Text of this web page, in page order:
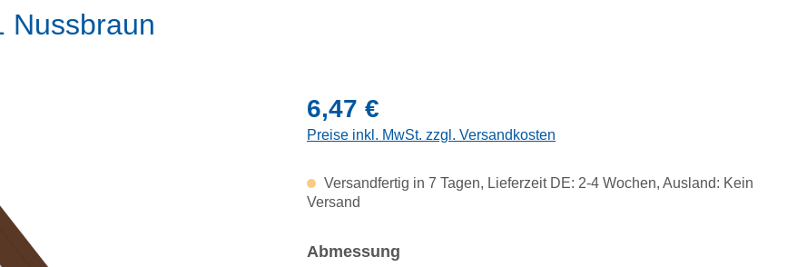
Nussbraun
Regulärer Preis:
6,47 €
Preise inkl. MwSt. zzgl. Versandkosten
Versandfertig in 7 Tagen, Lieferzeit DE: 2-4 Wochen, Ausland: Kein
Versand
Abmessung